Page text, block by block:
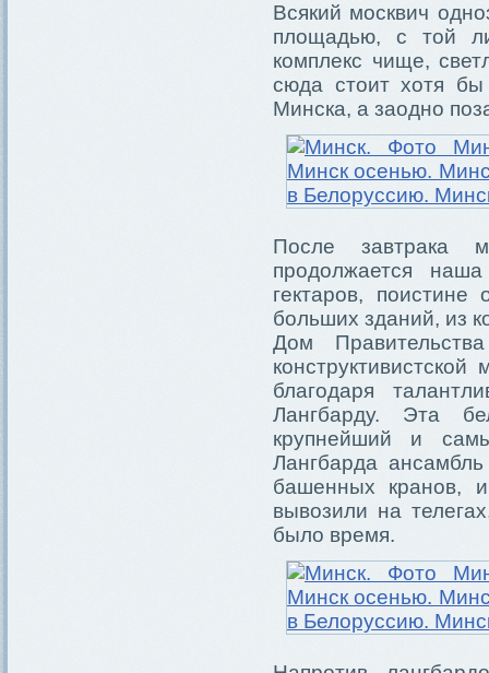
Всякий москвич
площадью, с той
комплекс чище,
сюда стоит хотя
Минска, а заодно
После
продолжается
гектаров,
больших зданий, из
Дом
благодаря
Лангбарду. Эта
крупнейший и
Лангбарда
башенных кранов,
вывозили на
было время.